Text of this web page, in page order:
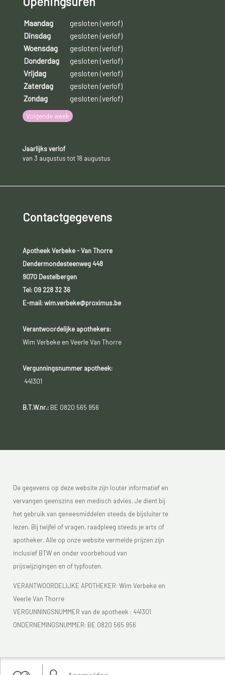
Maandag
gesloten (verlof)
Dinsdag
gesloten (verlof)
Woensdag
gesloten (verlof)
Donderdag
gesloten (verlof)
Vrijdag
gesloten (verlof)
Zaterdag
gesloten (verlof)
Zondag
gesloten (verlof)
Volgende week
Jaarlijks verlof
van 3 augustus tot 18 augustus
Contactgegevens
Apotheek Verbeke - Van Thorre
Dendermondesteenweg 448
9070 Destelbergen
Tel: 09 228 32 36
E-mail: wim.verbeke@proximus.be
Verantwoordelijke apothekers:
Wim Verbeke en Veerle Van Thorre
Vergunningsnummer apotheek:
441301
B.T.W.nr.:BE 0820 565 956
De gegevens op deze website zijn louter informatief en
vervangen geenszins een medisch advies. Je dient bij
het gebruik van geneesmiddelen steeds de bijsluiter te
lezen. Bij twijfel of vragen, raadpleeg steeds je arts of
apotheker. Alle op onze website vermelde prijzen zijn
inclusief BTW en onder voorbehoud van
prijswijzigingen en of typfouten.
VERANTWOORDELIJKE APOTHEKER: Wim Verbeke en
Veerle Van Thorre
VERGUNNINGSNUMMER van de apotheek : 441301
ONDERNEMINGSNUMMER: BE 0820 565 956
Je vindt Apotheek Verbeke - Van Thorre in de FAGG lijst